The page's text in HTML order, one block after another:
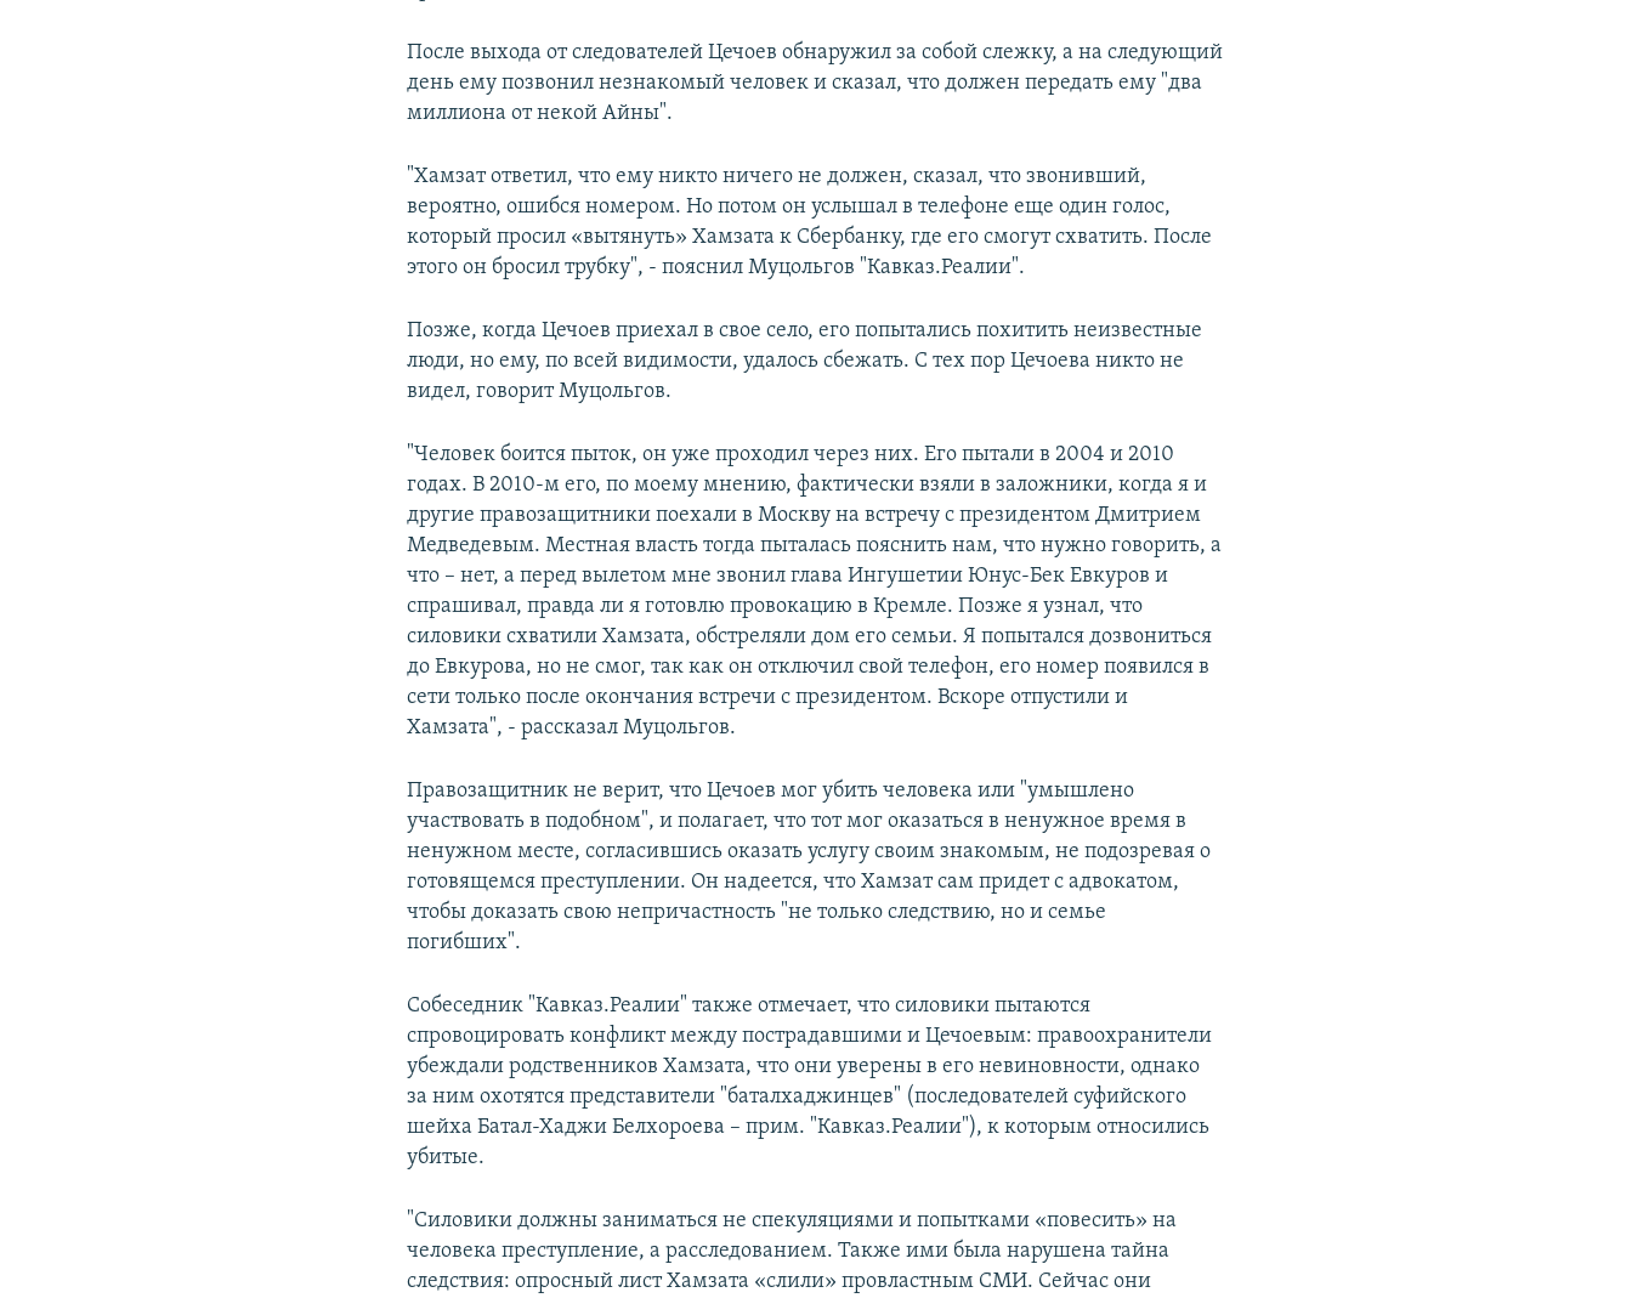
После выхода от следователей Цечоев обнаружил за собой слежку, а на следующий
день ему позвонил незнакомый человек и сказал, что должен передать ему "два
миллиона от некой Айны".
"Хамзат ответил, что ему никто ничего не должен, сказал, что звонивший,
вероятно, ошибся номером. Но потом он услышал в телефоне еще один голос,
который просил «вытянуть» Хамзата к Сбербанку, где его смогут схватить. После
этого он бросил трубку", - пояснил Муцольгов "Кавказ.Реалии".
Позже, когда Цечоев приехал в свое село, его попытались похитить неизвестные
люди, но ему, по всей видимости, удалось сбежать. С тех пор Цечоева никто не
видел, говорит Муцольгов.
"Человек боится пыток, он уже проходил через них. Его пытали в 2004 и 2010
годах. В 2010-м его, по моему мнению, фактически взяли в заложники, когда я и
другие правозащитники поехали в Москву на встречу с президентом Дмитрием
Медведевым. Местная власть тогда пыталась пояснить нам, что нужно говорить, а
что – нет, а перед вылетом мне звонил глава Ингушетии Юнус-Бек Евкуров и
спрашивал, правда ли я готовлю провокацию в Кремле. Позже я узнал, что
силовики схватили Хамзата, обстреляли дом его семьи. Я попытался дозвониться
до Евкурова, но не смог, так как он отключил свой телефон, его номер появился в
сети только после окончания встречи с президентом. Вскоре отпустили и
Хамзата", - рассказал Муцольгов.
Правозащитник не верит, что Цечоев мог убить человека или "умышлено
участвовать в подобном", и полагает, что тот мог оказаться в ненужное время в
ненужном месте, согласившись оказать услугу своим знакомым, не подозревая о
готовящемся преступлении. Он надеется, что Хамзат сам придет с адвокатом,
чтобы доказать свою непричастность "не только следствию, но и семье
погибших".
Собеседник "Кавказ.Реалии" также отмечает, что силовики пытаются
спровоцировать конфликт между пострадавшими и Цечоевым: правоохранители
убеждали родственников Хамзата, что они уверены в его невиновности, однако
за ним охотятся представители "баталхаджинцев" (последователей суфийского
шейха Батал-Хаджи Белхороева – прим. "Кавказ.Реалии"), к которым относились
убитые.
"Силовики должны заниматься не спекуляциями и попытками «повесить» на
человека преступление, а расследованием. Также ими была нарушена тайна
следствия: опросный лист Хамзата «слили» провластным СМИ. Сейчас они